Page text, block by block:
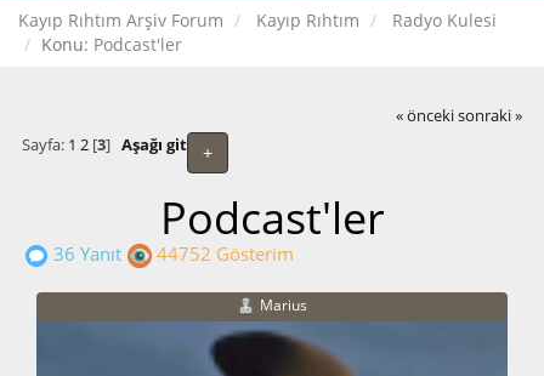
Kayıp Rıhtım Arşiv Forum Kayıp Rıhtım
Radyo Kulesi
Konu: Podcast'ler
« önceki sonraki »
+
Sayfa: 1 2[3] Aşağı git
Podcast'ler
36 Yanıt 44752 Gösterim
Marius